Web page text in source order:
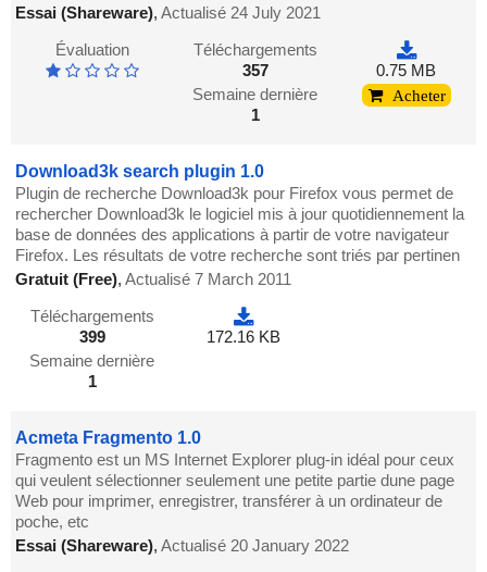
Essai (Shareware),Actualisé 24 July 2021
Évaluation
Téléchargements
357
Semaine dernière
1
0.75 MB
Acheter
Download3k search plugin 1.0
Plugin de recherche Download3k pour Firefox vous permet de
rechercher Download3k le logiciel mis à jour quotidiennement la
base de données des applications à partir de votre navigateur
Firefox. Les résultats de votre recherche sont triés par pertinen
Gratuit (Free),Actualisé 7 March 2011
Téléchargements
399
Semaine dernière
1
172.16 KB
Acmeta Fragmento 1.0
Fragmento est un MS Internet Explorer plug-in idéal pour ceux
qui veulent sélectionner seulement une petite partie dune page
Web pour imprimer, enregistrer, transférer à un ordinateur de
poche, etc
Essai (Shareware),Actualisé 20 January 2022